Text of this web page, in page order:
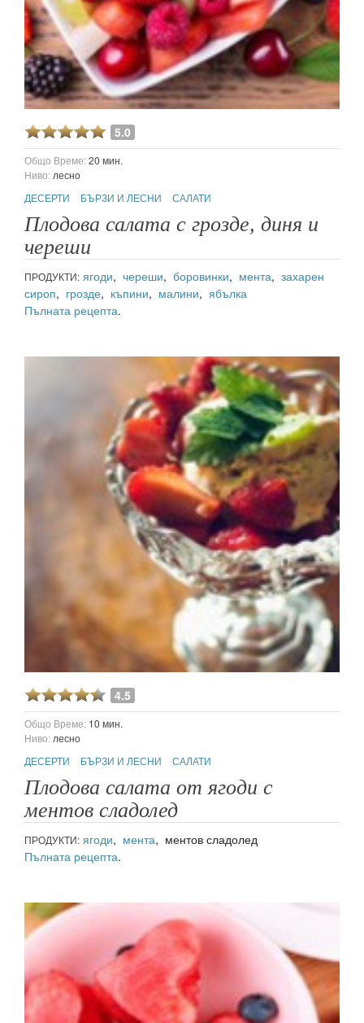
5.0
Общо Време:20 мин.
Ниво: лесно
ДЕСЕРТИ
БЪРЗИ И ЛЕСНИ САЛАТИ
Плодова салата с грозде, диня и
череши
ПРОДУКТИ: ягоди, череши, боровинки, мента, захарен
сироп, грозде, къпини, малини, ябълка
Пълната рецепта.
4.5
Общо Време: 10 мин.
Ниво: лесно
ДЕСЕРТИ
БЪРЗИ И ЛЕСНИ САЛАТИ
Плодова салата от ягоди с
ментов сладолед
ПРОДУКТИ: ягоди, мента, ментов сладолед
Пълната рецепта.